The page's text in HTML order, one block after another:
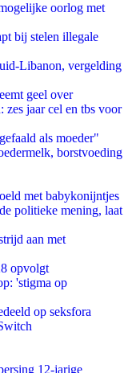
oorlog met
bij stelen illegale
Libanon, vergelding
geel over
zes jaar cel en tbs voor
als moeder"
borstvoeding
met babykonijntjes
politieke mening, laat
aan met
opvolgt
'stigma op
op seksfora
12-jarige